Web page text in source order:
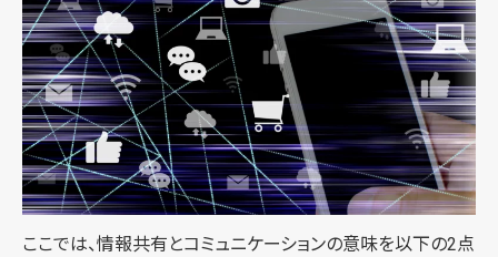
ここでは、情報共有とコミュニケーションの意味を以下の2点